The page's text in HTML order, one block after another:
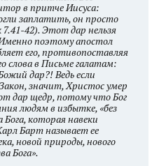
в притче Иисуса:
заплатить, он просто
42). Этот дар нельзя
поэтому апостол
его, противопоставляя
слова в Письме галатам:
дар?! Ведь если
значит, Христос умер
дар щедр, потому что Бог
людям в избытке, «без
которая навеки
Барт называет ее
новой природы, нового
Бога».